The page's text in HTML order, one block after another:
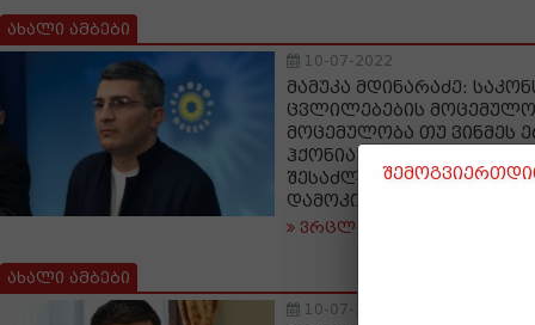
ახალი ამბები
10-07-2022
მამუკა მდინარაძე:
ცვლილებების
მოცემულობა თუ ვინმეს
ჰქონია, მის
შესაძლებლობებთან
დამოკიდებულება
ვრცლად
ახალი ამბები
10-07-2022